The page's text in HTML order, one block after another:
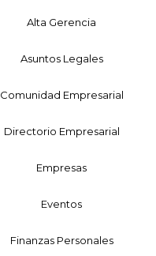
Alta Gerencia
Asuntos Legales
Comunidad Empresarial
Directorio Empresarial
Empresas
Eventos
Finanzas Personales